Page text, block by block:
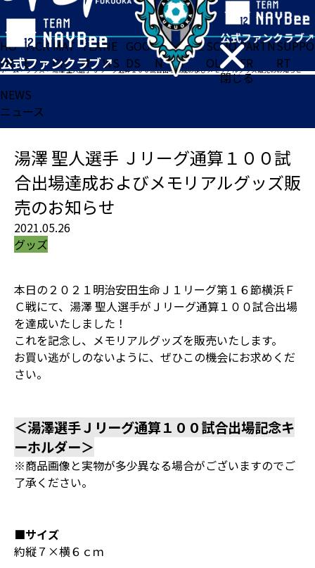
閉じる
HO
ME
TICK
ET
MAT
CH
TEA
M
NE
WS
GOO
DS
FA
N
ACADE
MY
SCHO
OL
PARTN
ER
SUPPO
RT
ホーム>グッズ>湯澤 聖人選手 Ｊリーグ通算１００試合出場達成およびメモリアルグッズ販売のお知らせ
NEWS
ニュース
湯澤 聖人選手 Ｊリーグ通算１００試
合出場達成およびメモリアルグッズ販
売のお知らせ
2021.05.26
グッズ
本日の２０２１明治安田生命Ｊ１リーグ第１６節横浜Ｆ
Ｃ戦にて、湯澤 聖人選手がＪリーグ通算１００試合出場
を達成いたしました！
これを記念し、メモリアルグッズを販売いたします。
お買い逃がしのないように、ぜひこの機会にお求めくだ
さい。
＜湯澤選手Ｊリーグ通算１００試合出場記念キ
ーホルダー＞
※商品画像と実物が多少異なる場合がございますのでご
了承ください。
■サイズ
約縦７×横６ｃｍ